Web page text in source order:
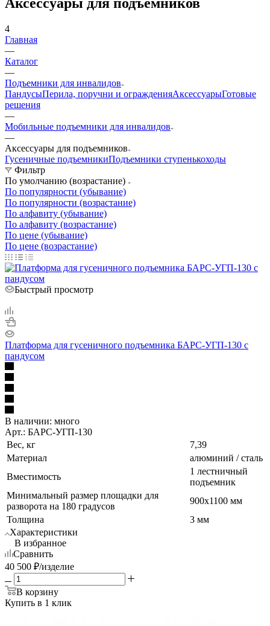
4
Главная
—
Каталог
—
Подъемники для инвалидов
ПандусыПерила, поручни и огражденияАксессуарыГотовые
решения
—
Мобильные подъемники для инвалидов
—
Аксессуары для подъемников
Гусеничные подъемникиПодъемники ступенькоходы
Фильтр
По умолчанию (возрастание)
По популярности (убывание)
По популярности (возрастание)
По алфавиту (убывание)
По алфавиту (возрастание)
По цене (убывание)
По цене (возрастание)
Быстрый просмотр
Платформа для гусеничного подъемника БАРС-УГП-130 с
пандусом
В наличии: много
Арт.: БАРС-УГП-130
Вес, кг
7,39
Материал
алюминий / сталь
Вместимость
1 лестничный
подъемник
Минимальный размер площадки для
разворота на 180 градусов
900х1100 мм
Толщина
3 мм
Характеристики
В избранное
Сравнить
40 500 ₽/изделие
В корзину
Купить в 1 клик